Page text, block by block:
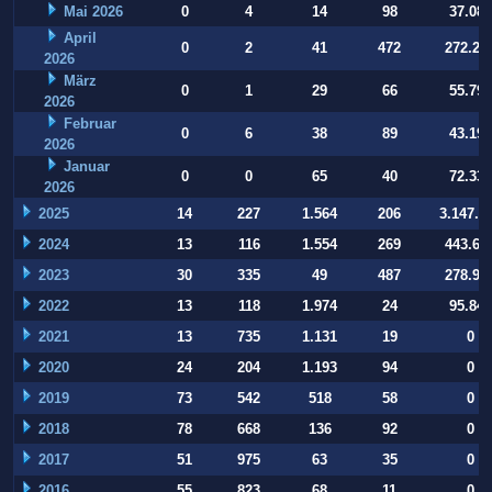
Mai 2026 0 4 14 98
37.084
April
2026
0 2 41 472
März
2026
0 1 29 66
55.794
Februar
2026
0 6 38 89
43.197
Januar
2026
0 0 65 40 72.332
2025 14 227 1.564 206
2024
13 116 1.554 269
2023
30 335 49 487
2022
13 118 1.974 24
95.847
2021
13 735 1.131 19
0
2020
24 204 1.193 94
0
2019
73 542 518 58
0
2018
78 668 136 92
0
2017
51 975 63 35
0